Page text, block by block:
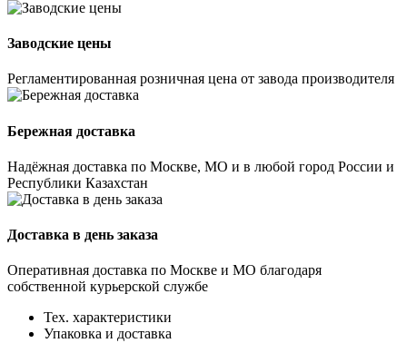
Заводские цены
Регламентированная розничная цена от завода производителя
Бережная доставка
Надёжная доставка по Москве, МО и в любой город России и
Республики Казахстан
Доставка в день заказа
Оперативная доставка по Москве и МО благодаря
собственной курьерской службе
Тех. характеристики
Упаковка и доставка